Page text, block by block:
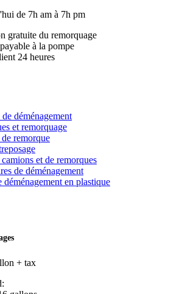
de 7h am à 7h pm
gratuite du remorquage
à la pompe
24 heures
déménagement
et remorquage
remorque
et de remorques
de déménagement
déménagement en plastique
+ tax